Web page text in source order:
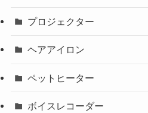
プロジェクター
ヘアアイロン
ペットヒーター
ボイスレコーダー